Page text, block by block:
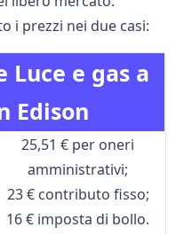
i prezzi nei due casi:
Luce e gas a
Edison
25,51 € per oneri
amministrativi;
23 € contributo fisso;
16 € imposta di bollo.